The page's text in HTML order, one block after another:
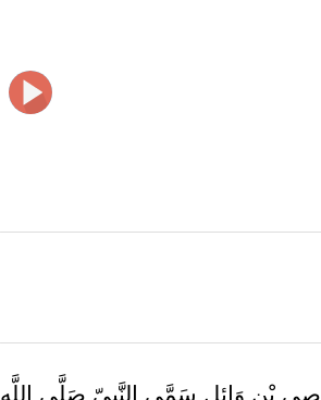
بْن وَائِل سَمَّى النَّبِيّ صَلَّى اللَّه